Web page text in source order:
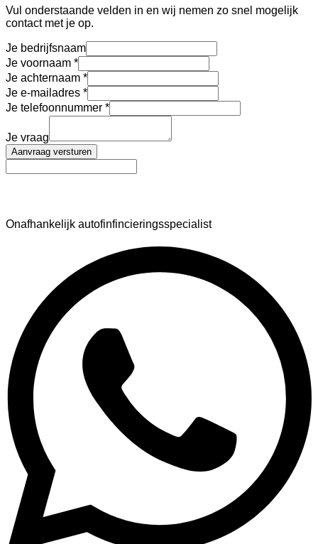
Vul onderstaande velden in en wij nemen zo snel mogelijk
contact met je op.
Je bedrijfsnaam
Je voornaam
Je achternaam
Je e-mailadres
Je telefoonnummer
Je vraag
Aanvraag versturen
Onafhankelijk autofinfincieringsspecialist